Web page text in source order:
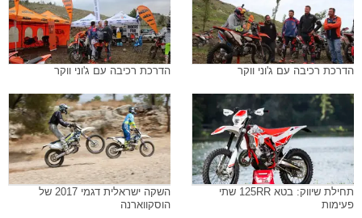
הדרכת רכיבה עם ג'וני ווקר הדרכת רכיבה עם ג'וני ווקר
תחילת שיווק: בטא 125RR שתי
פעימות
השקה ישראלית דגמי 2017 של
הוסקווארנה